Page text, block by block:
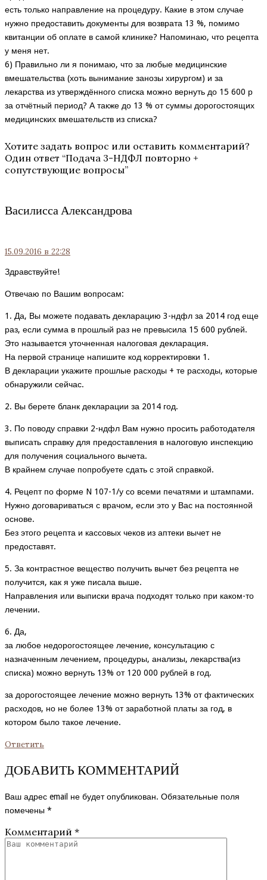
есть только направление на процедуру. Какие в этом случае
нужно предоставить документы для возврата 13 %, помимо
квитанции об оплате в самой клинике? Напоминаю, что рецепта
у меня нет.
6) Правильно ли я понимаю, что за любые медицинские
вмешательства (хоть вынимание занозы хирургом) и за
лекарства из утверждённого списка можно вернуть до 15 600 р
за отчётный период? А также до 13 % от суммы дорогостоящих
медицинских вмешательств из списка?
Хотите задать вопрос или оставить комментарий?
Один ответ “Подача 3-НДФЛ повторно +
сопутствующие вопросы”
Василисса Александрова
15.09.2016 в 22:28
Здравствуйте!
Отвечаю по Вашим вопросам:
1. Да, Вы можете подавать декларацию 3-ндфл за 2014 год еще
раз, если сумма в прошлый раз не превысила 15 600 рублей.
Это называется уточненная налоговая декларация.
На первой странице напишите код корректировки 1.
В декларации укажите прошлые расходы + те расходы, которые
обнаружили сейчас.
2. Вы берете бланк декларации за 2014 год.
3. По поводу справки 2-ндфл Вам нужно просить работодателя
выписать справку для предоставления в налоговую инспекцию
для получения социального вычета.
В крайнем случае попробуете сдать с этой справкой.
4. Рецепт по форме N 107-1/у со всеми печатями и штампами.
Нужно договариваться с врачом, если это у Вас на постоянной
основе.
Без этого рецепта и кассовых чеков из аптеки вычет не
предоставят.
5. За контрастное вещество получить вычет без рецепта не
получится, как я уже писала выше.
Направления или выписки врача подходят только при каком-то
лечении.
6. Да,
за любое недорогостоящее лечение, консультацию с
назначенным лечением, процедуры, анализы, лекарства(из
списка) можно вернуть 13% от 120 000 рублей в год.
за дорогостоящее лечение можно вернуть 13% от фактических
расходов, но не более 13% от заработной платы за год, в
котором было такое лечение.
Ответить
ДОБАВИТЬ КОММЕНТАРИЙ
Ваш адрес email не будет опубликован. Обязательные поля
помечены *
Комментарий *